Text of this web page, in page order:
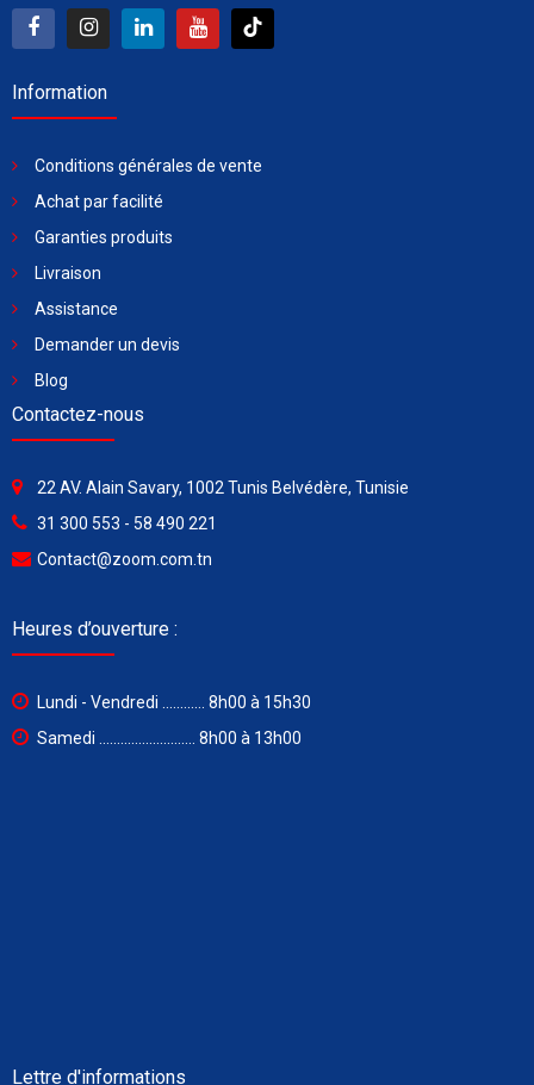
Information
Conditions générales de vente
Achat par facilité
Garanties produits
Livraison
Assistance
Demander un devis
Blog
Contactez-nous
22 AV. Alain Savary, 1002 Tunis Belvédère, Tunisie
31 300 553 - 58 490 221
Contact@zoom.com.tn
Heures d’ouverture :
Lundi - Vendredi ............ 8h00 à 15h30
Samedi ........................... 8h00 à 13h00
Lettre d'informations